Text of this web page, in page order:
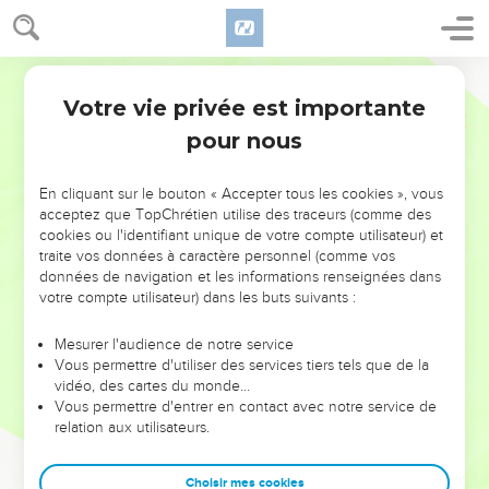
NE MANQUEZ PAS L’ÉVÉNEMENT
DE L’ANNÉE !
ET SI LEURS ERREURS POUVAIENT VOUS ÉVITER LES
VOTRES ?
leur foi ou leur vision. Mais on voit moins les doutes, les erreurs
et les saisons difficiles qu'ils ont traversés, alors même que ce
sont elles qui les ont façonnés.
Dans cette conférence, leaders, entrepreneurs, et responsables
clés pour avancer avec plus de sagesse afin que leurs erreurs
Votre vie privée est importante
pour nous
En cliquant sur le bouton « Accepter tous les cookies », vous
acceptez que TopChrétien utilise des traceurs (comme des
cookies ou l'identifiant unique de votre compte utilisateur) et
traite vos données à caractère personnel (comme vos
données de navigation et les informations renseignées dans
votre compte utilisateur) dans les buts suivants :
Mesurer l'audience de notre service
Vous permettre d'utiliser des services tiers tels que de la
vidéo, des cartes du monde…
Vous permettre d'entrer en contact avec notre service de
relation aux utilisateurs.
Choisir mes cookies